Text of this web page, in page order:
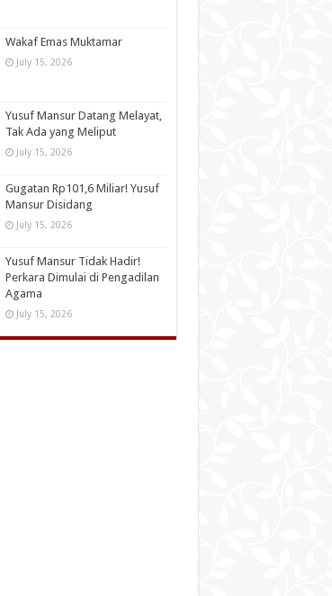
Wakaf Emas Muktamar
July 15, 2026
Yusuf Mansur Datang Melayat,
Tak Ada yang Meliput
July 15, 2026
Gugatan Rp101,6 Miliar! Yusuf
Mansur Disidang
July 15, 2026
Yusuf Mansur Tidak Hadir!
Perkara Dimulai di Pengadilan
Agama
July 15, 2026